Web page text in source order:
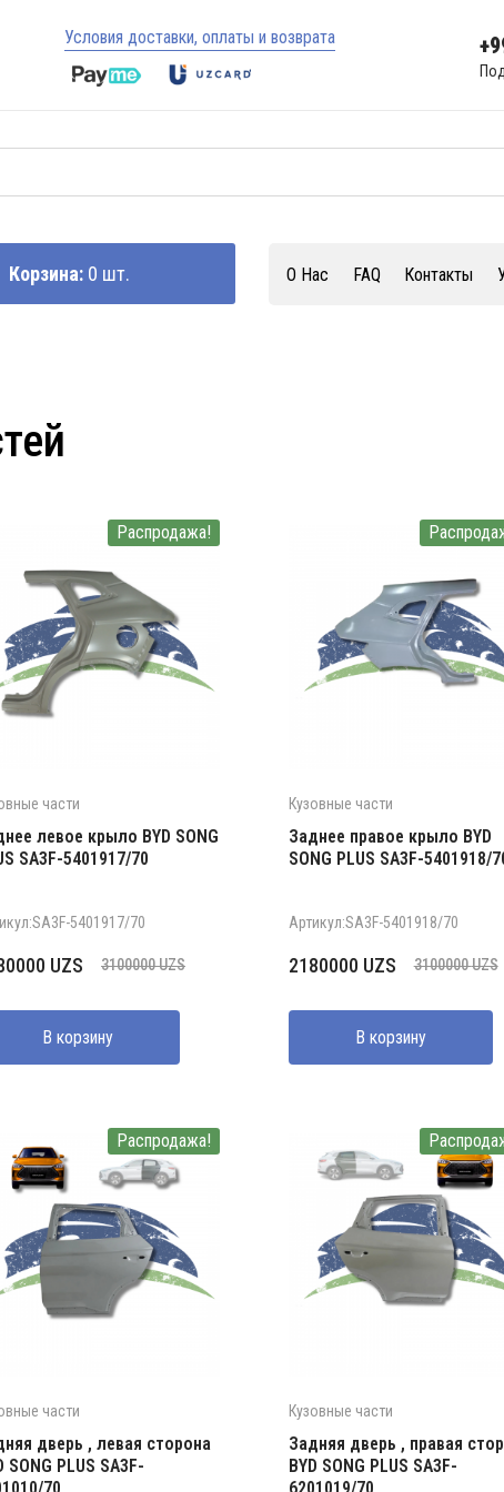
Условия доставки, оплаты и возврата
Корзина: 0 шт. О Нас FAQ Контакты
Распродажа!
части
левое крыло BYD SONG
SA3F-5401917/70
5401917/70
3100000UZS
UZS.
UZS
UZS.
В корзину
Кузовные части
Заднее правое крыло BYD
SONG PLUS SA3F-5401918/
Артикул:SA3F-5401918/70
3100000UZS
Первоначальная
составляла
3100000 UZS.
2180000 UZS
Текущая
2180000 UZS.
В корзину
Распродажа!
части
дверь , левая сторона
SONG PLUS SA3F-
Кузовные части
Задняя дверь , правая
BYD SONG PLUS SA3F-